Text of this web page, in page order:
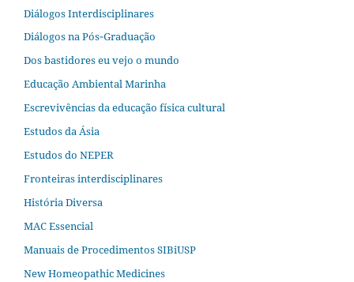
Diálogos Interdisciplinares
Diálogos na Pós‐Graduação
Dos bastidores eu vejo o mundo
Educação Ambiental Marinha
Escrevivências da educação física cultural
Estudos da Ásia​
Estudos do NEPER
Fronteiras interdisciplinares
História Diversa
MAC Essencial
Manuais de Procedimentos SIBiUSP
New Homeopathic Medicines